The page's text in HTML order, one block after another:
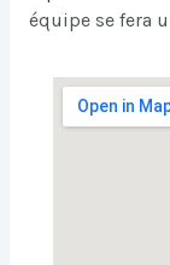
équipe se fera